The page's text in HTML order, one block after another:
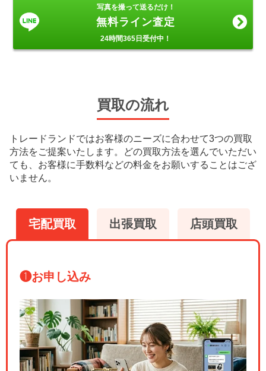
写真を撮って送るだけ！
無料ライン査定
24時間365日受付中！
買取の流れ
トレードランドではお客様のニーズに合わせて3つの買取
方法をご提案いたします。
どの買取方法を選んでいただい
ても、お客様に手数料などの料金をお願いすることはござ
いません。
宅配買取 出張買取 店頭買取
❶お申し込み